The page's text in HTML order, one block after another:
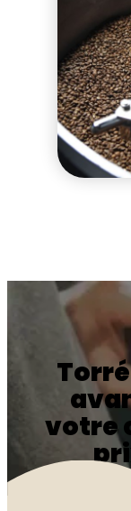
votre